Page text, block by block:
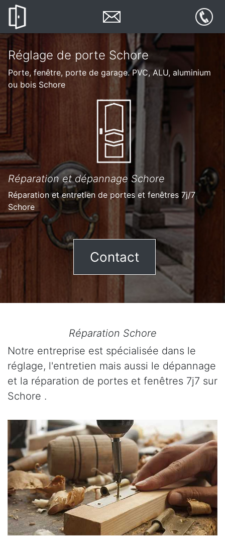
Réglage de porte Schore
Porte, fenêtre, porte de garage. PVC, ALU, aluminium
ou bois Schore
Réparation et dépannage Schore
Réparation et entretien de portes et fenêtres 7j/7
Schore
Contact
Réparation Schore
Notre entreprise est spécialisée dans le
réglage, l'entretien mais aussi le dépannage
et la réparation de portes et fenêtres 7j7 sur
Schore .